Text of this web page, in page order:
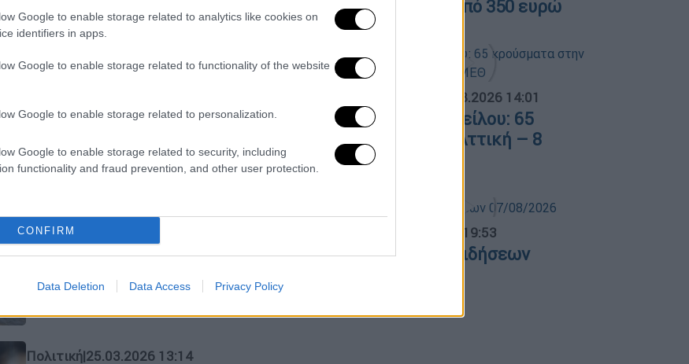
Google to enable storage related to analytics like cookies on
identifiers in apps.
Google to enable storage related to functionality of the website
Google to enable storage related to personalization.
Google to enable storage related to security, including
functionality and fraud prevention, and other user protection.
CONFIRM
Data Deletion Data Access Privacy Policy
«Για μια Ελλάδα με ισχυρούς θεσμούς
«Όπου υπάρχουν Άγγελοι»: Η
Γαύδος «άδειασε» από παιδιά και
σχολεία της Αττικής
«Η Ελλάδα δεν είναι μόνο οι πόλεις,
άνεση»
Πολιτική|25.03.2026 13:14
κατοικίας κάτω από 350 ευρώ
08.08.2026 14:01
Ιός του Δυτικού Νείλου: 65
κρούσματα στην Αττική – 8
ασθενείς σε ΜΕΘ
07.08.2026 19:53
Κεντρικό δελτίο ειδήσεων